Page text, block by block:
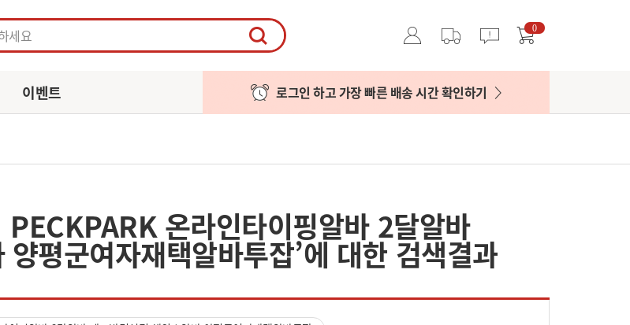
장바구니 0
이벤트 로그인 하고 가장 빠른 배송 시간 확인하기
PECKPARK 온라인타이핑알바 2달알바
평군여자재택알바투잡’에 대한 검색결과